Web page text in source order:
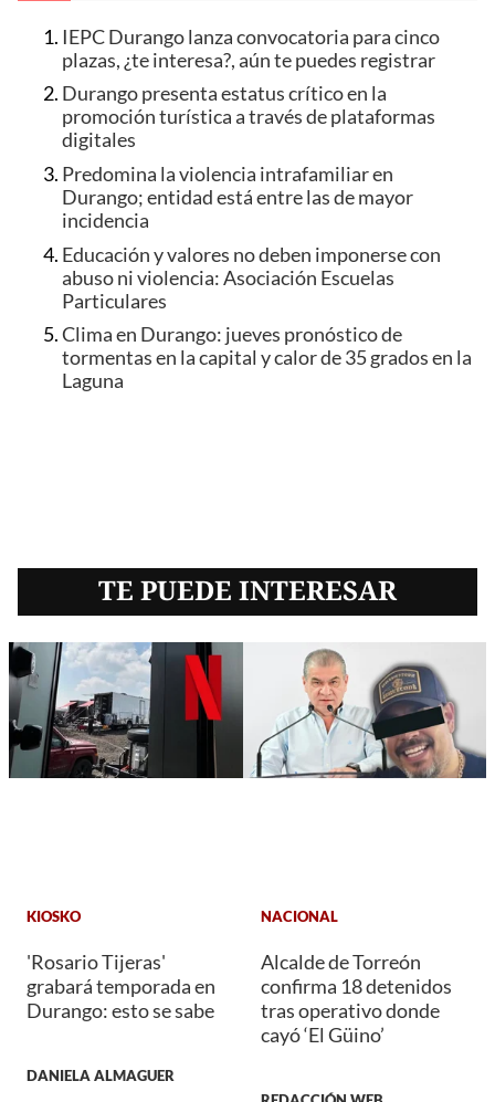
IEPC Durango lanza convocatoria para cinco
plazas, ¿te interesa?, aún te puedes registrar
Durango presenta estatus crítico en la
promoción turística a través de plataformas
digitales
Predomina la violencia intrafamiliar en
Durango; entidad está entre las de mayor
incidencia
Educación y valores no deben imponerse con
abuso ni violencia: Asociación Escuelas
Particulares
Clima en Durango: jueves pronóstico de
tormentas en la capital y calor de 35 grados en la
Laguna
TE PUEDE INTERESAR
KIOSKO
'Rosario Tijeras'
grabará temporada en
Durango: esto se sabe
DANIELA ALMAGUER
NACIONAL
Alcalde de Torreón
confirma 18 detenidos
tras operativo donde
cayó ‘El Güino’